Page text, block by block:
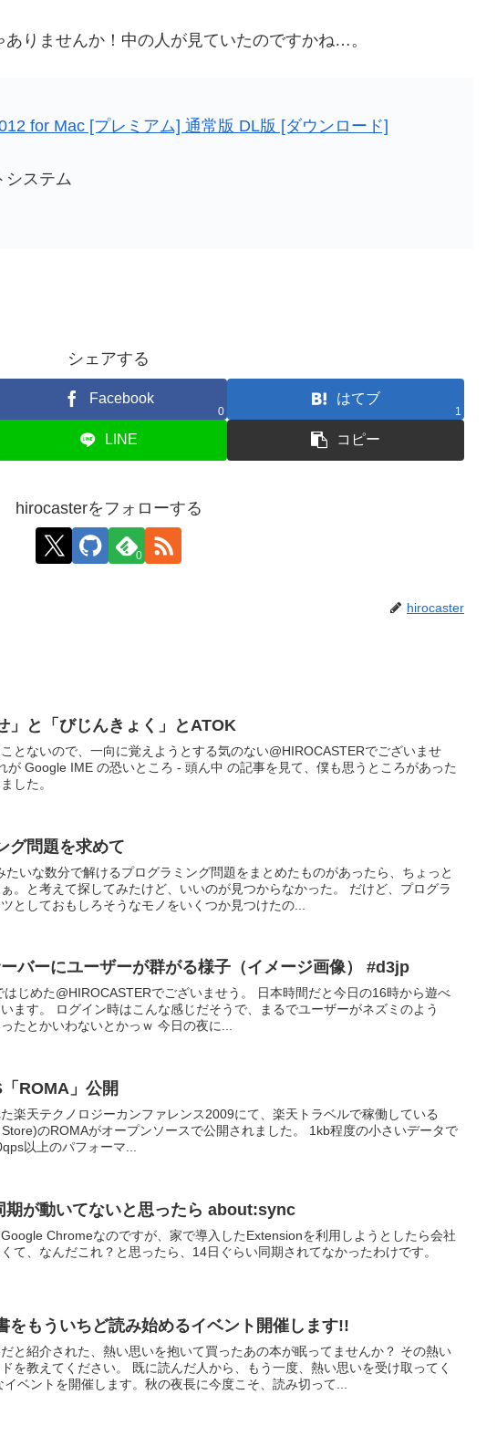
りませんか！中の人が見ていたのですかね…。
for Mac [プレミアム] 通常版 DL版 [ダウンロード]
システム
シェアする
Facebook
0
はてブ
1
LINE コピー
hirocasterをフォローする
0
hirocaster
」と「びじんきょく」とATOK
とないので、一向に覚えようとする気のない@HIROCASTERでございませ
が Google IME の恐いところ - 頭ん中 の記事を見て、僕も思うところがあった
した。
グ問題を求めて
たいな数分で解けるプログラミング問題をまとめたものがあったら、ちょっと
。と考えて探してみたけど、いいのが見つからなかった。 だけど、プログラ
としておもしろそうなモノをいくつか見つけたの...
バーにユーザーが群がる様子（イメージ画像） #d3jp
じめた@HIROCASTERでございませう。 日本時間だと今日の16時から遊べ
ます。 ログイン時はこんな感じだそうで、まるでユーザーがネズミのよう
たとかいわないとかっｗ 今日の夜に...
ROMA」公開
楽天テクノロジーカンファレンス2009にて、楽天トラベルで稼働している
のROMAがオープンソースで公開されました。 1kb程度の小さいデータで
以上のパフォーマ...
期が動いてないと思ったら about:sync
Chromeなのですが、家で導入したExtensionを利用しようとしたら会社
て、なんだこれ？と思ったら、14日ぐらい同期されてなかったわけです。
をもういちど読み始めるイベント開催します!!
と紹介された、熱い思いを抱いて買ったあの本が眠ってませんか？ その熱い
を教えてください。 既に読んだ人から、もう一度、熱い思いを受け取ってく
ベントを開催します。秋の夜長に今度こそ、読み切って...